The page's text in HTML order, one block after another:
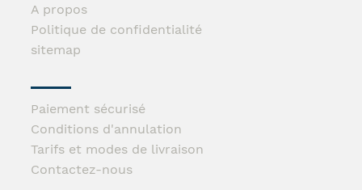
A propos
Politique de confidentialité
sitemap
Paiement sécurisé
Conditions d'annulation
Tarifs et modes de livraison
Contactez-nous